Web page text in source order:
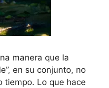
manera que la
en su conjunto, no
tiempo. Lo que hace